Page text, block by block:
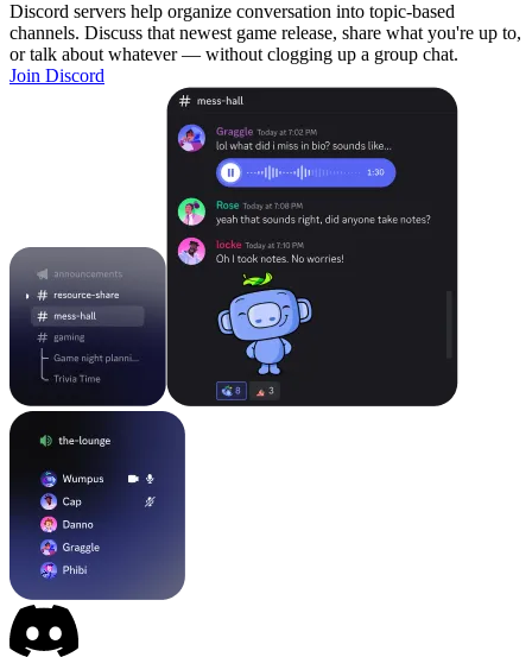
Discord servers help organize conversation into topic-based
channels. Discuss that newest game release, share what you're up to,
or talk about whatever — without clogging up a group chat.
Join Discord